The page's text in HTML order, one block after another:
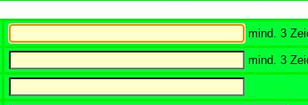
mind. 3
mind. 3